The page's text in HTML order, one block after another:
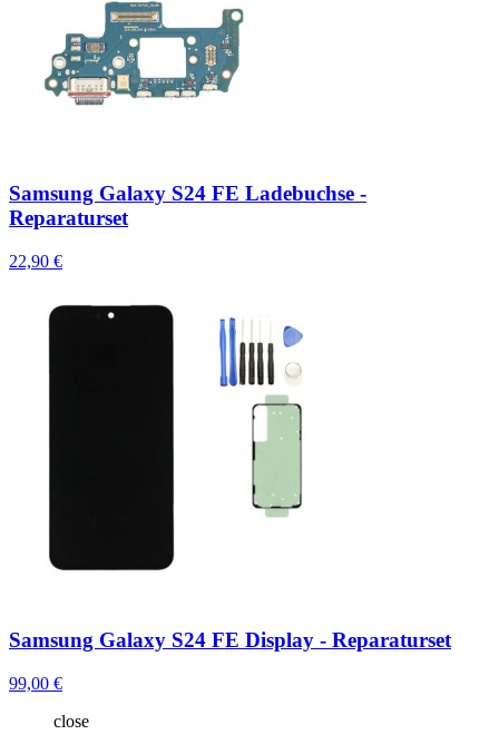
Samsung Galaxy S24 FE Ladebuchse -
Reparaturset
22,90 €
Samsung Galaxy S24 FE Display - Reparaturset
99,00 €
close